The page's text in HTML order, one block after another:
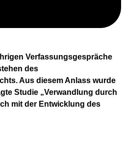
Verfassungsgespräche
des
Aus diesem Anlass wurde
Studie „Verwandlung durch
mit der Entwicklung des